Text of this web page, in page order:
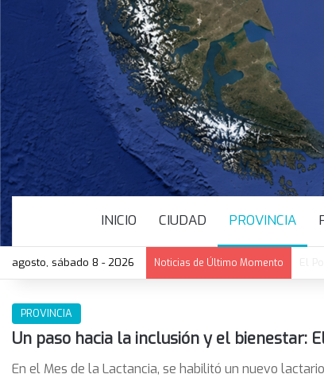
INICIO CIUDAD PROVINCIA
agosto, sábado 8 - 2026 Noticias de Último Momento
PROVINCIA
Un paso hacia la inclusión y el bienestar:
En el Mes de la Lactancia, se habilitó un nuevo